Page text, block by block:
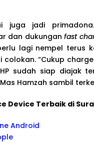
juga jadi
dan dukungan fast
lagi nempel terus
“Cukup
sudah siap diajak
Hamzah sambil
Device Terbaik di
Android